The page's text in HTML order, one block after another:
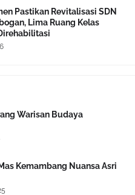
Pastikan Revitalisasi SDN
Lima Ruang Kelas
Warisan Budaya
Kemambang Nuansa Asri